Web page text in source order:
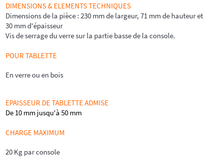
DIMENSIONS & ELEMENTSTECHNIQUES
Dimensions de la pièce : 230 mm de largeur, 71 mm de hauteur et
30 mm d'épaisseur
Vis de serrage du verre sur la partie basse de la console.
POUR TABLETTE
En verre ou en bois
EPAISSEUR DE TABLETTE ADMISE
De 10 mm jusqu'à 50 mm
CHARGE MAXIMUM
20 Kg par console